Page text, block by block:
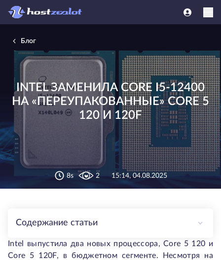
Блог
INTEL ЗАМЕНИЛА CORE I5-12400
НА «ПЕРЕУПАКОВАННЫЕ» CORE 5
120 И 120F
8s 2 15:14, 04.08.2025
Содержание статьи
Intel выпустила два новых процессора, Core 5 120 и
Core 5 120F, в бюджетном сегменте. Несмотря на